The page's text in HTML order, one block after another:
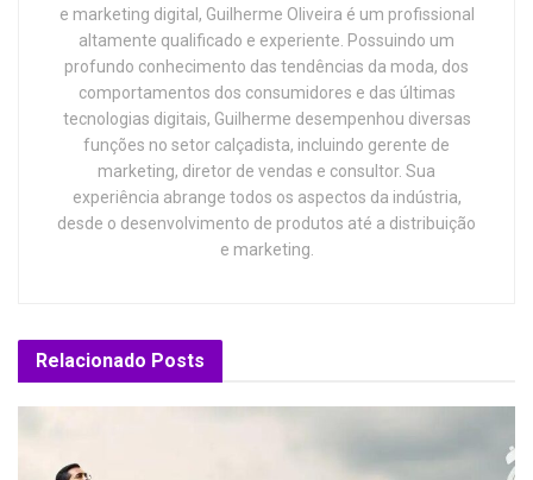
e marketing digital, Guilherme Oliveira é um profissional
altamente qualificado e experiente. Possuindo um
profundo conhecimento das tendências da moda, dos
comportamentos dos consumidores e das últimas
tecnologias digitais, Guilherme desempenhou diversas
funções no setor calçadista, incluindo gerente de
marketing, diretor de vendas e consultor. Sua
experiência abrange todos os aspectos da indústria,
desde o desenvolvimento de produtos até a distribuição
e marketing.
Relacionado Posts